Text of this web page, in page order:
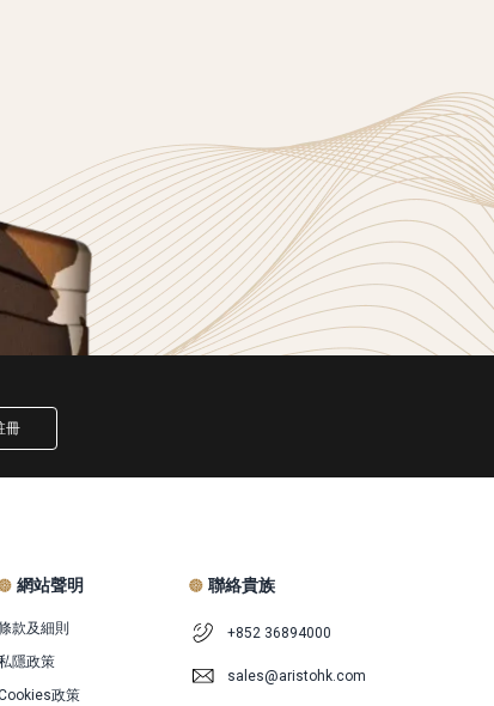
冊
網站聲明
款及細則
隱政策
政策
聯絡貴族
+852 36894000
sales@aristohk.com